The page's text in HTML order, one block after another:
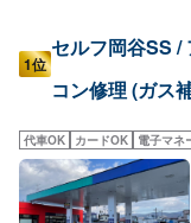
1位
セルフ岡谷SS /
コン修理 (ガス
代車OK カードOK 電子マネ